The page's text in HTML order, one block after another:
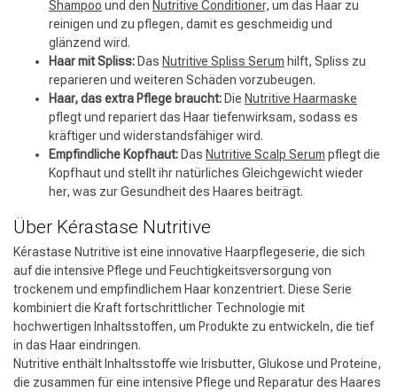
Shampoo und den Nutritive Conditioner, um das Haar zu
reinigen und zu pflegen, damit es geschmeidig und
glänzend wird.
Haar mit Spliss: Das Nutritive Spliss Serum hilft, Spliss zu
reparieren und weiteren Schäden vorzubeugen.
Haar, das extra Pflege braucht: Die Nutritive Haarmaske
pflegt und repariert das Haar tiefenwirksam, sodass es
kräftiger und widerstandsfähiger wird.
Empfindliche Kopfhaut: Das Nutritive Scalp Serum pflegt die
Kopfhaut und stellt ihr natürliches Gleichgewicht wieder
her, was zur Gesundheit des Haares beiträgt.
Über Kérastase Nutritive
Kérastase Nutritive ist eine innovative Haarpflegeserie, die sich
auf die intensive Pflege und Feuchtigkeitsversorgung von
trockenem und empfindlichem Haar konzentriert. Diese Serie
kombiniert die Kraft fortschrittlicher Technologie mit
hochwertigen Inhaltsstoffen, um Produkte zu entwickeln, die tief
in das Haar eindringen.
Nutritive enthält Inhaltsstoffe wie Irisbutter, Glukose und Proteine,
die zusammen für eine intensive Pflege und Reparatur des Haares